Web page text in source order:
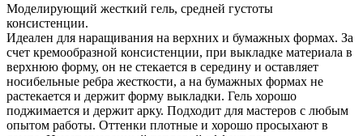
Моделирующий жесткий гель, средней густоты
консистенции.
Идеален для наращивания на верхних и бумажных формах. За
счет кремообразной консистенции, при выкладке материала в
верхнюю форму, он не стекается в середину и оставляет
носибельные ребра жесткости, а на бумажных формах не
растекается и держит форму выкладки. Гель хорошо
поджимается и держит арку. Подходит для мастеров с любым
опытом работы. Оттенки плотные и хорошо просыхают в